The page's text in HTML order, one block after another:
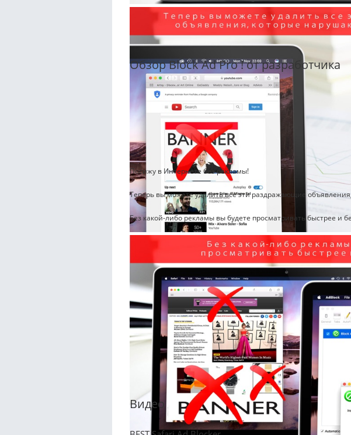
Обзор Block Ad Pro ! от разработчика
Посижу в Интернете без рекламы!
Теперь вы можете удалить все эти раздражающие
Без какой-либо рекламы вы будете просматривать быстрее и
Видео